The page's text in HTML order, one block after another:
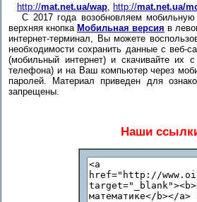
http://mat.net.ua/wap http://mat.net.ua/
С 2017 года возобновляем мобильную
верхняя кнопкаМобильная версия в
интернет-терминал, Вы можете
необходимости сохранить данные с веб-
(мобильный интернет) и скачивайте их
телефона) и на Ваш компьютер через
паролей. Материал приведен для
запрещены.
Наши